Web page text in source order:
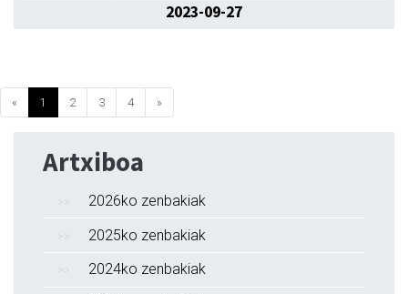
2023-09-27
« 1 2 3 4 »
Artxiboa
2026ko zenbakiak
2025ko zenbakiak
2024ko zenbakiak